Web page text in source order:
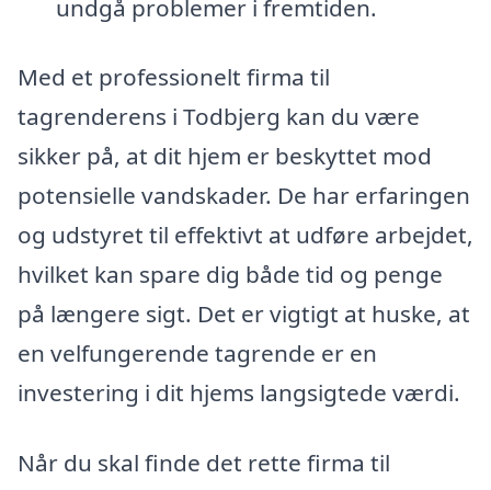
undgå problemer i fremtiden.
Med et professionelt firma til
tagrenderens i Todbjerg kan du være
sikker på, at dit hjem er beskyttet mod
potensielle vandskader. De har erfaringen
og udstyret til effektivt at udføre arbejdet,
hvilket kan spare dig både tid og penge
på længere sigt. Det er vigtigt at huske, at
en velfungerende tagrende er en
investering i dit hjems langsigtede værdi.
Når du skal finde det rette firma til